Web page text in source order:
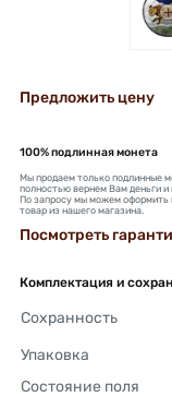
+
Предложить цену
100% подлинная монета
Мы продаем только подлинные
полностью вернем Вам деньги
По запросу мы можем оформить
товар из нашего магазина.
Посмотреть
Комплектация и
Сохранность
Упаковка
Состояние поля